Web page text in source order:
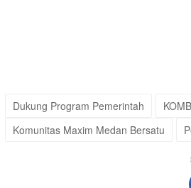
Dukung Program Pemerintah
Komunitas Maxim Medan Bersatu